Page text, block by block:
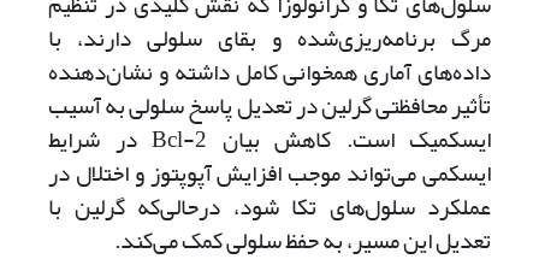
مرگ برنامه‌ریزی‌شده و بقای سلولی دارند، با
داده‌های آماری همخوانی کامل داشته و نشان‌دهنده
تأثیر محافظتی گرلین در تعدیل پاسخ سلولی به آسیب
ایسکمیک است. کاهش بیان Bcl-2 در شرایط
ایسکمی می‌تواند موجب افزایش آپوپتوز و اختلال در
عملکرد سلول‌های تکا شود، در‌حالی‌که گرلین با
تعدیل این مسیر، به حفظ سلولی کمک می‌کند.